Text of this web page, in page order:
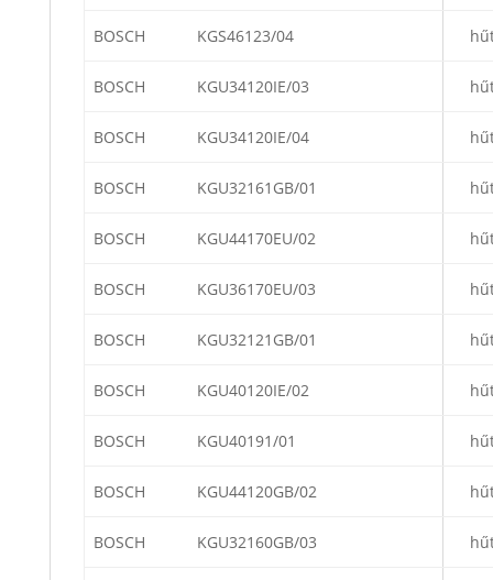
BOSCH KGS46123/04
BOSCH KGU34120IE/03
BOSCH KGU34120IE/04
BOSCH KGU32161GB/01
BOSCH KGU44170EU/02
BOSCH KGU36170EU/03
BOSCH KGU32121GB/01
BOSCH KGU40120IE/02
BOSCH KGU40191/01
BOSCH KGU44120GB/02
BOSCH KGU32160GB/03